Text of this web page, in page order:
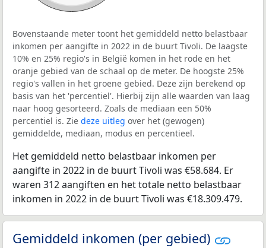
Bovenstaande meter toont het gemiddeld netto belastbaar
inkomen per aangifte in 2022 in de buurt Tivoli. De laagste
10% en 25% regio's in België komen in het rode en het
oranje gebied van de schaal op de meter. De hoogste 25%
regio's vallen in het groene gebied. Deze zijn berekend op
basis van het 'percentiel'. Hierbij zijn alle waarden van laag
naar hoog gesorteerd. Zoals de mediaan een 50%
percentiel is. Zie deze uitleg over het (gewogen)
gemiddelde, mediaan, modus en percentieel.
Het gemiddeld netto belastbaar inkomen per
aangifte in 2022 in de buurt Tivoli was €58.684. Er
waren 312 aangiften en het totale netto belastbaar
inkomen in 2022 in de buurt Tivoli was €18.309.479.
Gemiddeld inkomen (per gebied)